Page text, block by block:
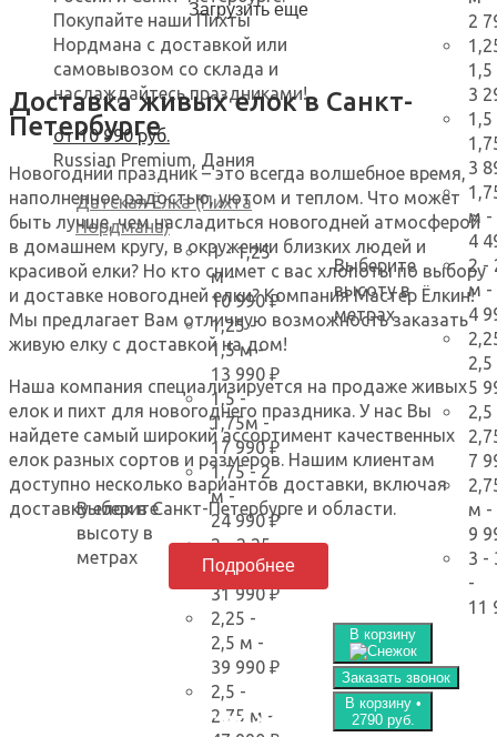
Покупайте наши Пихты
Нордмана с доставкой или
самовывозом со склада и
наслаждайтесь праздниками!
от10 990руб.
Russian Premium, Дания
Датская Ёлка (Пихта
Нордмана)
Выберите
высоту в
метрах
1 - 1,25
м -
10 990 ₽
1,25 -
1,5 м -
13 990 ₽
1,5 -
1,75м -
17 990 ₽
1,75 - 2
м -
24 990 ₽
2 - 2,25
м -
31 990 ₽
2,25 -
2,5 м -
39 990 ₽
2,5 -
2,75 м -
Выберите
высоту в
метрах
2
3
1,5
3
м -
4
2 -
м -
4
5
2,5
7
м -
9
3 -
-
11
В корзину
Заказать звонок
В корзину •
2790 руб.
Загрузить еще
Доставка живых елок в Санкт-
Петербурге
Новогодний праздник – это всегда волшебное время,
наполненное радостью, уютом и теплом. Что может
быть лучше, чем насладиться новогодней атмосферой
в домашнем кругу, в окружении близких людей и
красивой елки? Но кто снимет с вас хлопоты по выбору
и доставке новогодней елки? Компания Мастер Ёлкин!
Мы предлагает Вам отличную возможность заказать
живую елку с доставкой на дом!
Наша компания специализируется на продаже живых
елок и пихт для новогоднего праздника. У нас Вы
найдете самый широкий ассортимент качественных
елок разных сортов и размеров. Нашим клиентам
доступно несколько вариантов доставки, включая
доставку елок в Санкт-Петербурге и области.
Подробнее
Закажите свежую,